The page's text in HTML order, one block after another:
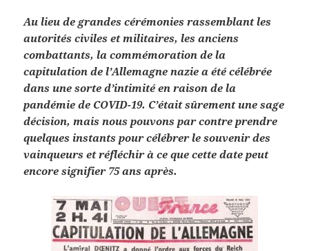
Au lieu de grandes cérémonies rassemblant les
autorités civiles et militaires, les anciens
combattants, la commémoration de la
capitulation de l’Allemagne nazie a été célébrée
dans une sorte d’intimité en raison de la
pandémie de COVID-19. C’était sûrement une sage
décision, mais nous pouvons par contre prendre
quelques instants pour célébrer le souvenir des
vainqueurs et réfléchir à ce que cette date peut
encore signifier 75 ans après.